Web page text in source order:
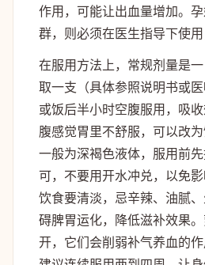
作用，可能让出血量增加。
群，则必须在医生指导下使用
在服用方法上，常规剂量是
取一支（具体参照说明书或
或饭后半小时空腹服用，吸
腹感觉胃里不舒服，可以改
一般为深褐色液体，服用前
可，不要用开水冲兑，以免
饮食要清淡，忌辛辣、油腻
碍脾胃运化，降低滋补效果
开，它们会削弱补气养血的